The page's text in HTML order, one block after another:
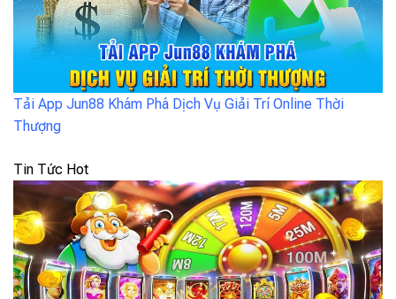
Tải App Jun88 Khám Phá Dịch Vụ Giải Trí Online Thời
Thượng
Tin Tức Hot